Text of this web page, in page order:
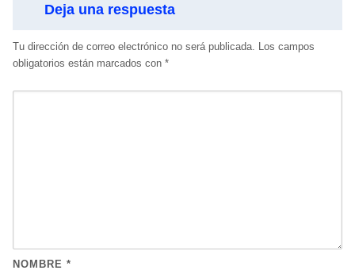
Deja una respuesta
Tu dirección de correo electrónico no será publicada. Los campos
obligatorios están marcados con *
NOMBRE *